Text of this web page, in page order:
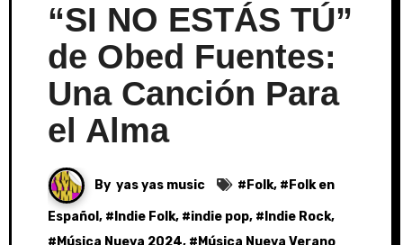
“SI NO ESTÁS TÚ”
de Obed Fuentes:
Una Canción Para
el Alma
By yas yas music # Folk, # Folk en
Español , # Indie Folk, #indie pop, # Indie Rock,
# Música Nueva 2024, # Música Nueva Verano